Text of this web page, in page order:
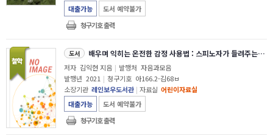
대출가능
도서 예약불가
청구기호 출력
도서 배우며 익히는 온전한 감정 사용법 : 스피노자가 들려주는 윤리 이야기
저자 김익현 지음 | 발행처 자음과모음
발행년 2021 | 청구기호 아166.2-김68ㅂ
소장기관 레인보우도서관 | 자료실 어린이자료실
대출가능
도서 예약불가
청구기호 출력